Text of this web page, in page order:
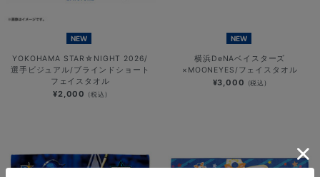
NEW
YOKOHAMA STAR☆NIGHT 2026/
選手ビジュアル/ブラインドショート
フェイスタオル
¥2,000 (税込)
NEW
横浜DeNAベイスターズ
×MOONEYES/フェイスタオル
¥3,000 (税込)